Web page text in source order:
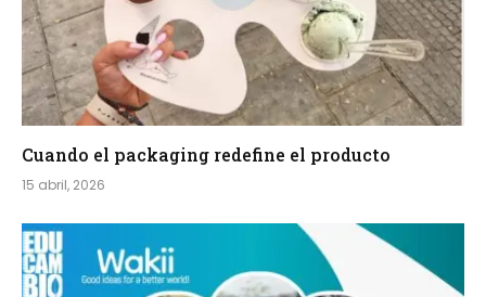
Cuando el packaging redefine el producto
15 abril, 2026